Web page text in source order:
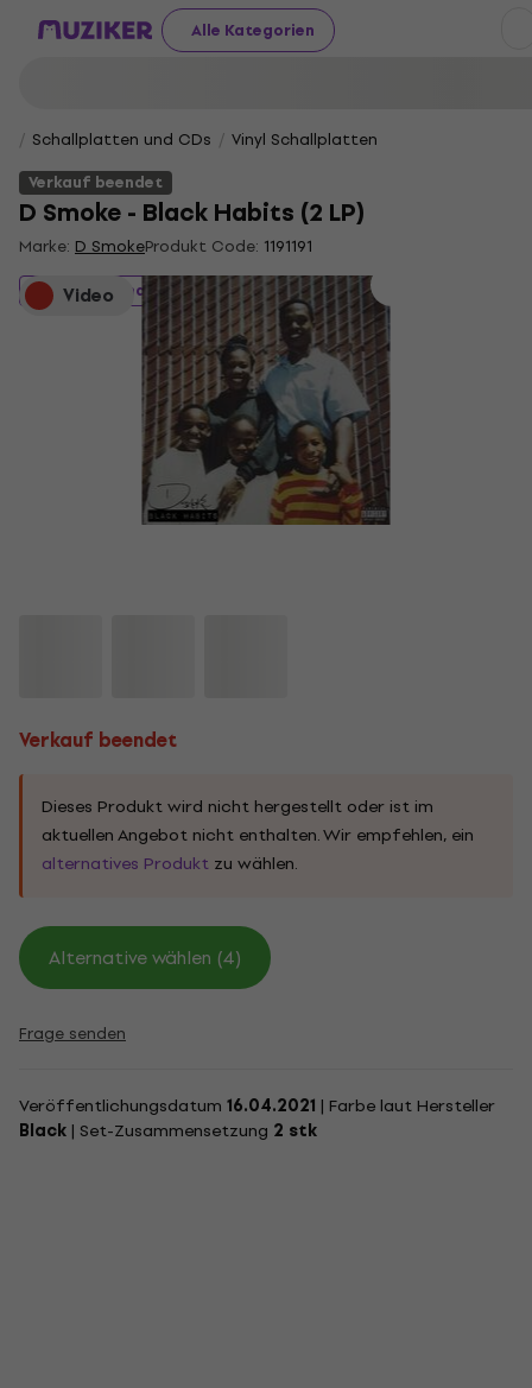
Alle Kategorien
Schallplatten und CDs
Vinyl Schallplatten
Verkauf beendet
D Smoke - Black Habits (2 LP)
Marke: D SmokeProdukt Code: 1191191
Video
Verkauf beendet
Verkauf beendet
Dieses Produkt wird nicht hergestellt oder ist im
aktuellen Angebot nicht enthalten. Wir empfehlen, ein
alternatives Produkt zu wählen.
Alternative wählen (4)
Frage senden
Veröffentlichungsdatum 16.04.2021 | Farbe laut Hersteller
Black | Set-Zusammensetzung 2 stk